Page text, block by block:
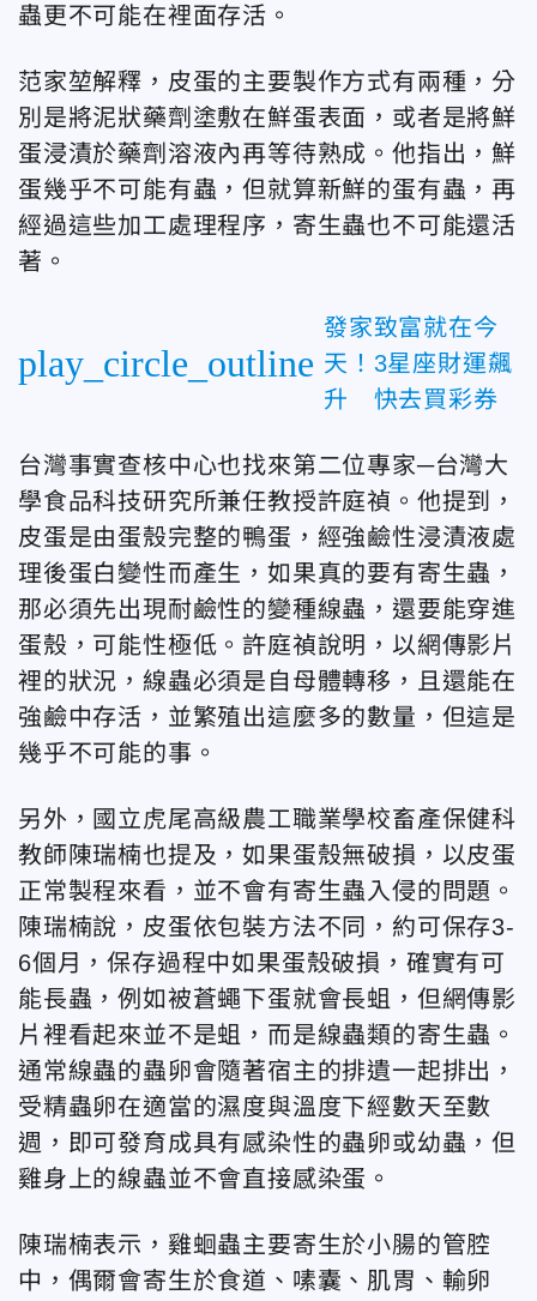
蟲更不可能在裡面存活。
范家堃解釋，皮蛋的主要製作方式有兩種，分
別是將泥狀藥劑塗敷在鮮蛋表面，或者是將鮮
蛋浸漬於藥劑溶液內再等待熟成。他指出，鮮
蛋幾乎不可能有蟲，但就算新鮮的蛋有蟲，再
經過這些加工處理程序，寄生蟲也不可能還活
著。
play_circle_outline
發家致富就在今
天！3星座財運飆
升 快去買彩券
台灣事實查核中心也找來第二位專家─台灣大
學食品科技研究所兼任教授許庭禎。他提到，
皮蛋是由蛋殼完整的鴨蛋，經強鹼性浸漬液處
理後蛋白變性而產生，如果真的要有寄生蟲，
那必須先出現耐鹼性的變種線蟲，還要能穿進
蛋殼，可能性極低。許庭禎說明，以網傳影片
裡的狀況，線蟲必須是自母體轉移，且還能在
強鹼中存活，並繁殖出這麼多的數量，但這是
幾乎不可能的事。
另外，國立虎尾高級農工職業學校畜產保健科
教師陳瑞楠也提及，如果蛋殼無破損，以皮蛋
正常製程來看，並不會有寄生蟲入侵的問題。
陳瑞楠說，皮蛋依包裝方法不同，約可保存3-
6個月，保存過程中如果蛋殼破損，確實有可
能長蟲，例如被蒼蠅下蛋就會長蛆，但網傳影
片裡看起來並不是蛆，而是線蟲類的寄生蟲。
通常線蟲的蟲卵會隨著宿主的排遺一起排出，
受精蟲卵在適當的濕度與溫度下經數天至數
週，即可發育成具有感染性的蟲卵或幼蟲，但
雞身上的線蟲並不會直接感染蛋。
陳瑞楠表示，雞蛔蟲主要寄生於小腸的管腔
中，偶爾會寄生於食道、嗉囊、肌胃、輸卵